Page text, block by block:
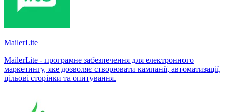
MailerLite
MailerLite - програмне забезпечення для електронного
маркетингу, яке дозволяє створювати кампанії, автоматизації,
цільові сторінки та опитування.